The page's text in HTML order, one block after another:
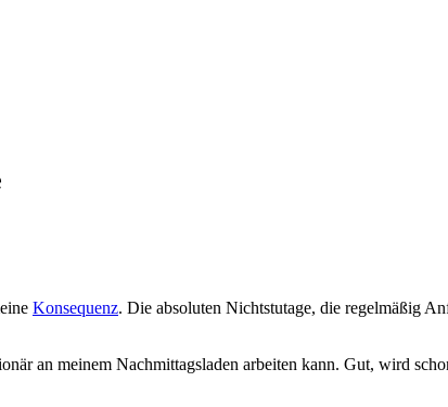
Konsequenz. Die absoluten Nichtstutage, die regelmäßig
an meinem Nachmittagsladen arbeiten kann. Gut, wird